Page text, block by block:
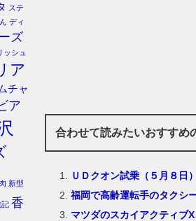
合わせて読みたいおすすめ
ＵＤクオン試乗（５月８日）
福岡で高齢運転手のタクシ
マツダのスカイアクティブ
ステ
ディ
ズ
ッシュ
ア
チャ
ア
新型
記 香